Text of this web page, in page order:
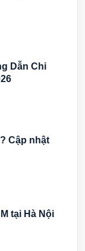
Dẫn Chi
Cập nhật
tại Hà Nội